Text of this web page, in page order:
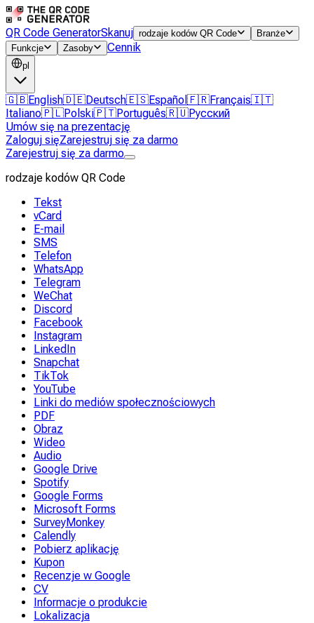
QR Code GeneratorSkanuj rodzaje kodów QR Code
Branże
Funkcje
Zasoby Cennik
pl
🇬🇧English🇩🇪Deutsch🇪🇸Español 🇫🇷Français🇮🇹
Italiano🇵🇱Polski🇵🇹Português🇷🇺Русский
Umów się na prezentację
Zaloguj sięZarejestruj się za darmo
Zarejestruj się za darmo
rodzaje kodów QR Code
Tekst
vCard
E-mail
SMS
Telefon
WhatsApp
Telegram
WeChat
Discord
Facebook
Instagram
LinkedIn
Snapchat
TikTok
YouTube
Linki do mediów społecznościowych
PDF
Obraz
Wideo
Audio
Google Drive
Spotify
Google Forms
Microsoft Forms
SurveyMonkey
Calendly
Pobierz aplikację
Kupon
Recenzje w Google
CV
Informacje o produkcie
Lokalizacja